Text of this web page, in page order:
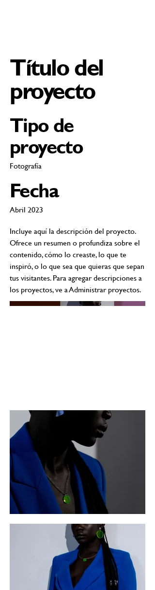
Título del
proyecto
Tipo de
proyecto
Fotografía
Fecha
Abril 2023
Incluye aquí la descripción del proyecto.
Ofrece un resumen o profundiza sobre el
contenido, cómo lo creaste, lo que te
inspiró, o lo que sea que quieras que sepan
tus visitantes. Para agregar descripciones a
los proyectos, ve a Administrar proyectos.